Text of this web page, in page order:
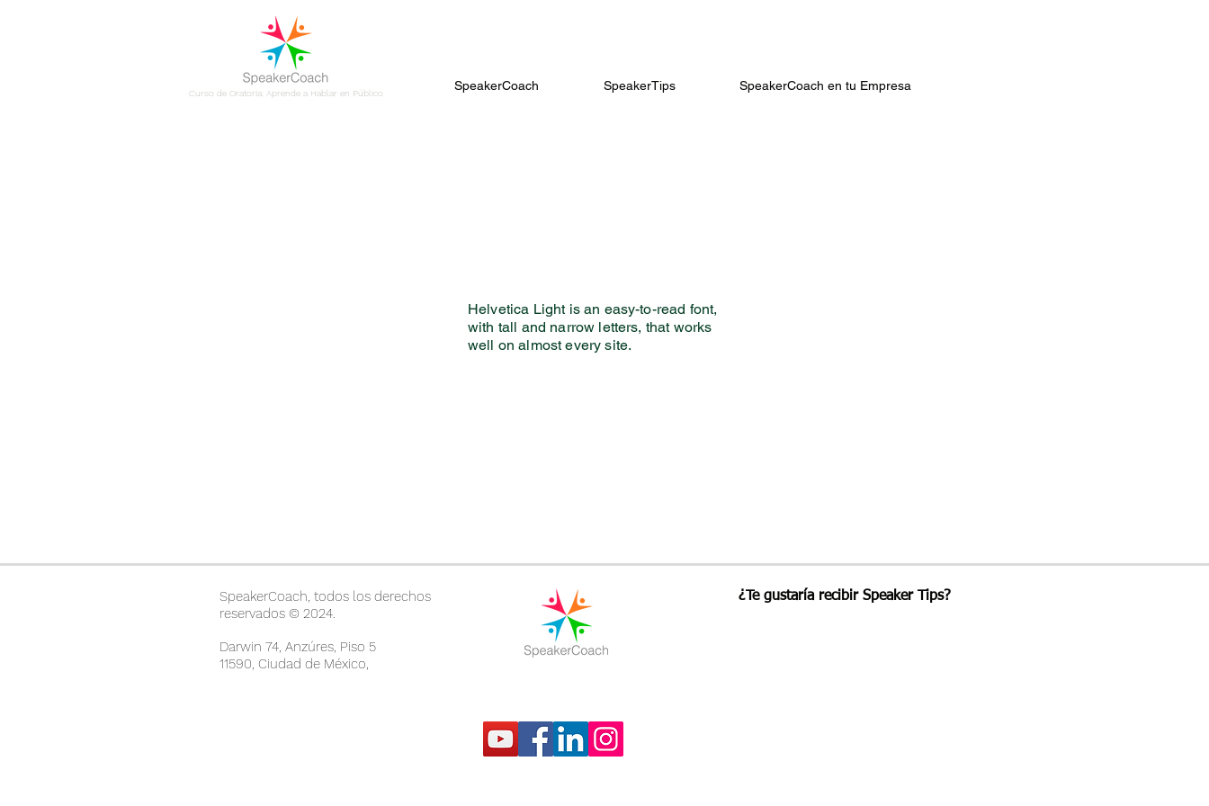
Curso de Oratoria: Aprende a Hablar en Público
SpeakerCoach SpeakerTips SpeakerCoach en tu Empresa
Helvetica Light is an easy-to-read font,
with tall and narrow letters, that works
well on almost every site.
SpeakerCoach, todos los derechos
reservados © 2024.
Darwin 74, Anzúres, Piso 5
11590, Ciudad de México,
¿Te gustaría recibir Speaker Tips?